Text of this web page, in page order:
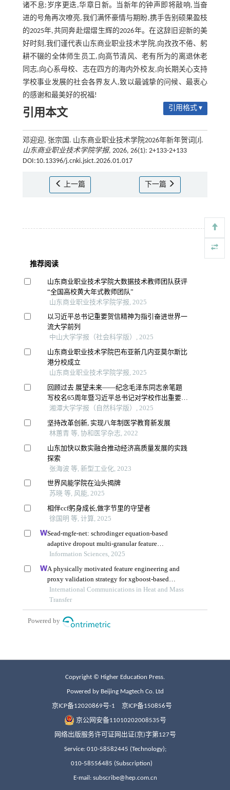
诸不息;岁序更迭,华章日新。当新年的钟声即将敲响,当奋
进的号角再次嘹亮,我们满怀豪情与期盼,携手告别硕果盈枝
的2025年,共同奔赴熠熠生辉的2026年。在这辞旧迎新的美
好时刻,我们谨代表山东商业职业技术学院,向孜孜不倦、躬
耕不辍的全体师生员工,向高节清风、老有所为的离退休老
同志,向心系母校、志在四方的海内外校友,向长期关心支持
学校事业发展的社会各界友人,致以最诚挚的问候、最衷心
的感谢和最美好的祝福!
引用本文 引用格式 ▾
邓迎迎, 张宗国. 山东商业职业技术学院2026年新年贺词[J].
山东商业职业技术学院学报, 2026, 26(1): 2+133-2+133
DOI:10.13396/j.cnki.jsict.2026.01.017
上一篇 下一篇
Copyright © Higher Education Press.
Powered by Beijing Magtech Co. Ltd
京ICP备12020869号-1 京ICP备150856号
京公网安备11010202008535号
网络出版服务许可证网出证(京)字第127号
Service: 010-58582445 (Technology);
010-58556485 (Subscription)
E-mail: subscribe@hep.com.cn